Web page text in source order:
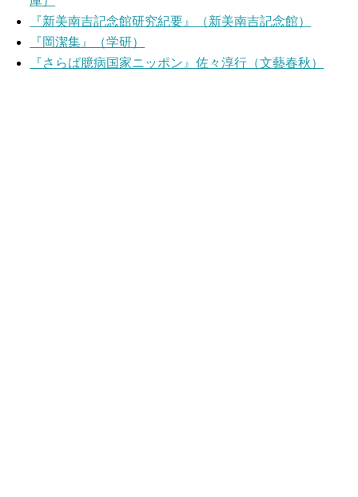
『新美南吉記念館研究紀要』（新美南吉記念館）
『岡潔集』（学研）
『さらば臆病国家ニッポン』佐々淳行（文藝春秋）